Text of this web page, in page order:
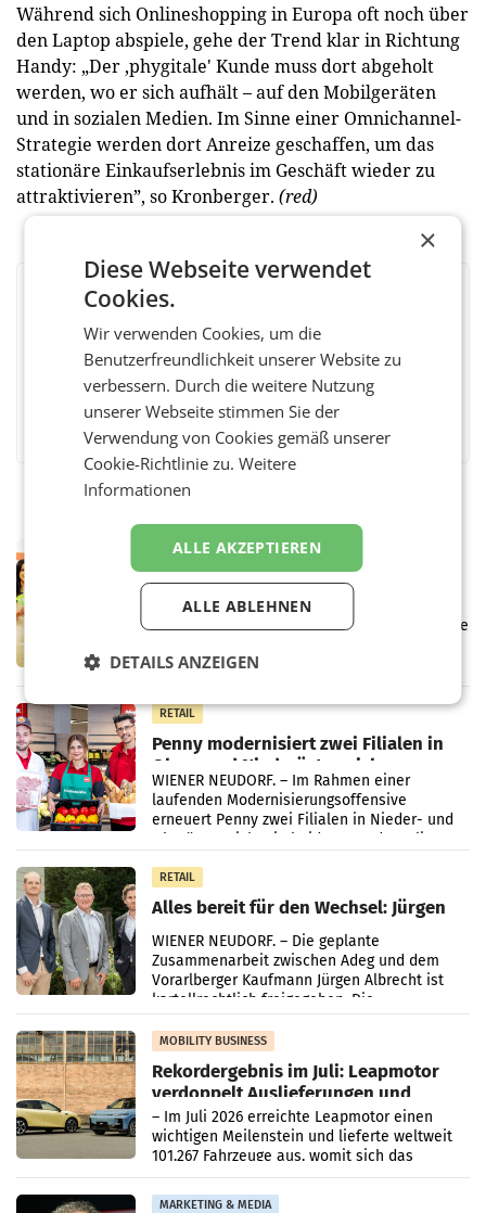
Während sich Onlineshopping in Europa oft noch über
den Laptop abspiele, gehe der Trend klar in Richtung
Handy: „Der ‚phygitale' Kunde muss dort abgeholt
werden, wo er sich aufhält – auf den Mobilgeräten
und in sozialen Medien. Im Sinne einer Omnichannel-
Strategie werden dort Anreize geschaffen, um das
stationäre Einkaufs­erlebnis im Geschäft wieder zu
attraktivieren”, so Kronberger. (red)
BEWERTEN SIE DIESEN ARTIKEL
FacebookTwitterMessengerWhatsAppLinkedInXING Teilen
RETAIL
Eine Bühne für Zirkularität: ARA und
Müller informieren am POS über
Über den gesamten August hinweg rücken die
Handelskonzern Müller die Initiative
Müller-Filialen
RETAIL
Penny modernisiert zwei Filialen in
Ober- und Niederösterreich
WIENER NEUDORF. – Im Rahmen einer
laufenden Modernisierungsoffensive
erneuert Penny zwei Filialen in Nieder- und
Oberösterreich. Die beiden Standorte liegen
RETAIL
Alles bereit für den Wechsel: Jürgen
Albrecht setzt ab 1.1.2027 auf Adeg
WIENER NEUDORF. – Die geplante
Zusammenarbeit zwischen Adeg und dem
Vorarlberger Kaufmann Jürgen Albrecht ist
kartellrechtlich freigegeben: Die
Bundeswettbewerbsbehörde und der
Bundeskartellanwalt
MOBILITY BUSINESS
Rekordergebnis im Juli: Leapmotor
verdoppelt Auslieferungen und
überschreitet die 100.000er-Marke
– Im Juli 2026 erreichte Leapmotor einen
wichtigen Meilenstein und lieferte weltweit
101.267 Fahrzeuge aus, womit sich das
Ergebnis gegenüber Juli 2025 mehr als
verdoppelte (+102
MARKETING & MEDIA
×
Diese Webseite verwendet
Cookies.
Wir verwenden Cookies, um die
Benutzerfreundlichkeit unserer Website zu
verbessern. Durch die weitere Nutzung
unserer Webseite stimmen Sie der
Verwendung von Cookies gemäß unserer
Cookie-Richtlinie zu.Weitere
Informationen
ALLE AKZEPTIEREN
ALLE ABLEHNEN
DETAILS ANZEIGEN